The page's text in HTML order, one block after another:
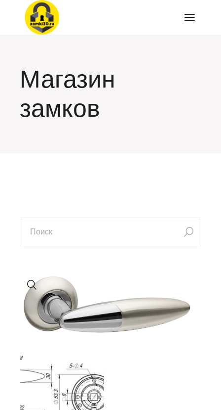
Перейти
содержимому
Магазин
замков
искать: